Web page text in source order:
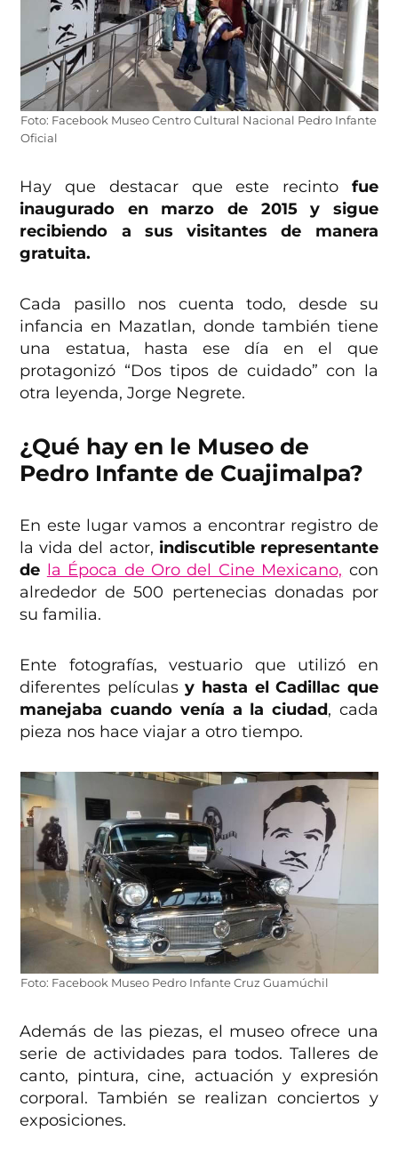
Foto: Facebook Museo Centro Cultural Nacional Pedro Infante
Oficial
Hay que destacar que este recinto fue
inaugurado en marzo de 2015 y sigue
recibiendo a sus visitantes de manera
gratuita.
Cada pasillo nos cuenta todo, desde su
infancia en Mazatlan, donde también tiene
una estatua, hasta ese día en el que
protagonizó “Dos tipos de cuidado” con la
otra leyenda, Jorge Negrete.
¿Qué hay en le Museo de
Pedro Infante de Cuajimalpa?
En este lugar vamos a encontrar registro de
la vida del actor, indiscutible representante
de la Época de Oro del Cine Mexicano, con
alrededor de 500 pertenecias donadas por
su familia.
Ente fotografías, vestuario que utilizó en
diferentes películasy hasta el Cadillac que
manejaba cuando venía a la ciudad, cada
pieza nos hace viajar a otro tiempo.
Foto: Facebook Museo Pedro Infante Cruz Guamúchil
Además de las piezas, el museo ofrece una
serie de actividades para todos. Talleres de
canto, pintura, cine, actuación y expresión
corporal. También se realizan conciertos y
exposiciones.